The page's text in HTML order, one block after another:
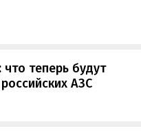
теперь будут
АЗС